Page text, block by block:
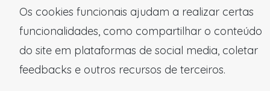
Os cookies funcionais ajudam a realizar certas
funcionalidades, como compartilhar o conteúdo
do site em plataformas de social media, coletar
feedbacks e outros recursos de terceiros.